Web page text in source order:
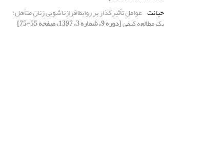
خیانت عوامل تأثیرگذار بر روابط فرازناشویی زنان متأهل؛
یک مطالعه کیفی[دوره 9، شماره 3، 1397، صفحه 55-75]